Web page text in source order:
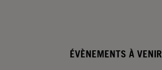
ÉVÈNEMENTS À VENIR